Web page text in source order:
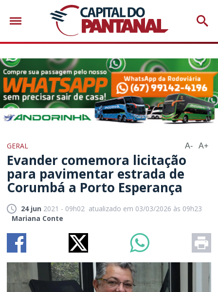
GERAL A- A+
Evander comemora licitação
para pavimentar estrada de
Corumbá a Porto Esperança
24 jun 2021 - 09h02 atualizado em 03/03/2026 às 09h23
Mariana Conte